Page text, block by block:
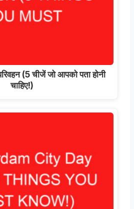
(5 चीजें जो आपको पता होनी
चाहिए!)